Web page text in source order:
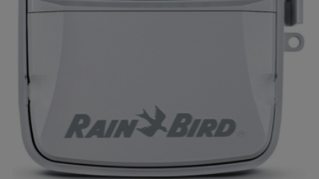
Naam
Samenvatting
Beoordeling